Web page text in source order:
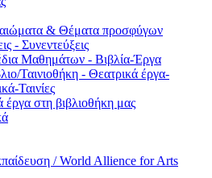
& Θέματα προσφύγων
- Συνεντεύξεις
Μαθημάτων - Βιβλία-Έργα
Ταινιοθήκη - Θεατρικά έργα-
Ταινίες
έργα στη βιβλιοθήκη μας
/ World Allience for Arts